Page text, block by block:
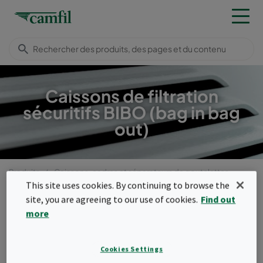
Caissons de filtration
sécuritifs BIBO (bag in bag
out)
Produits
Caissons, cadres et séparateurs de goutelettes
Caissons sécuritifs BIBO (Bag In Bag Out)
Menu
(Bag In Bag Out)
This site uses cookies. By continuing to browse the
site, you are agreeing to our use of cookies. Find out
more
Cookies Settings